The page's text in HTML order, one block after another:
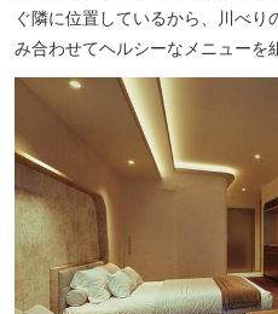
ぐ隣に位置しているから、川べ
み合わせてヘルシーなメニューを